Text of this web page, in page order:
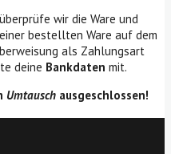
wir die Ware und
bestellten Ware auf dem
als Zahlungsart
deine Bankdaten mit.
Umtausch ausgeschlossen!